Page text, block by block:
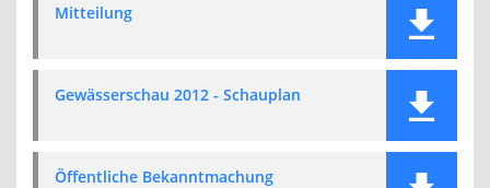
Mitteilung
Gewässerschau 2012 - Schauplan
Öffentliche Bekanntmachung